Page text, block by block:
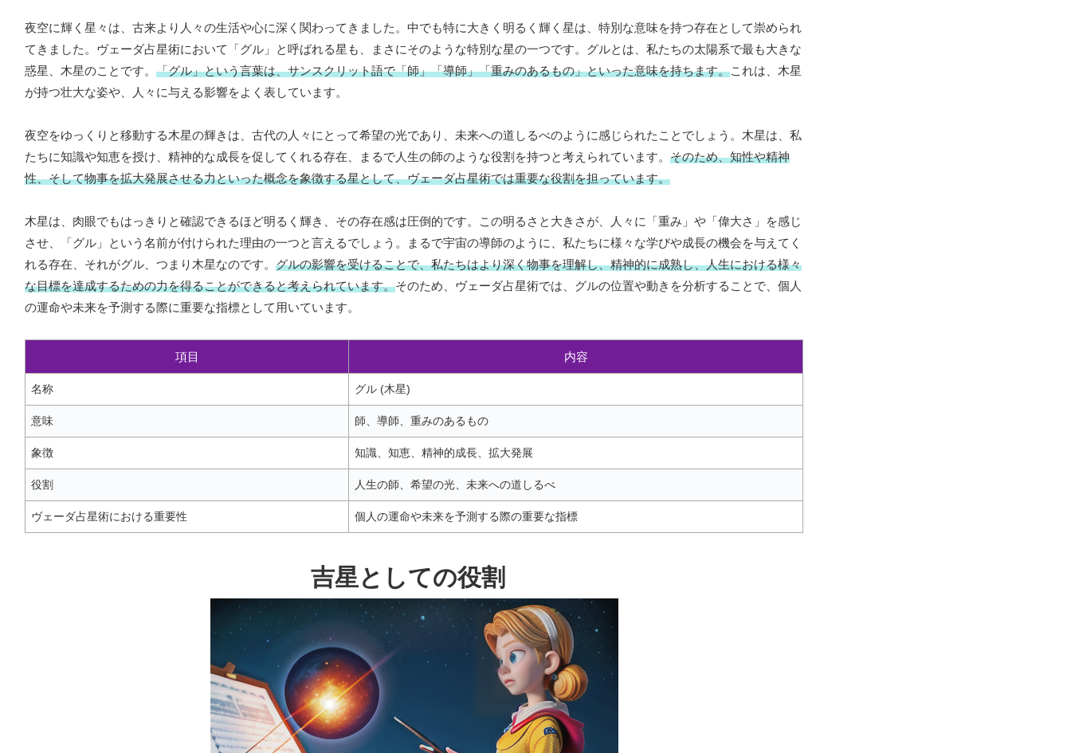
夜空に輝く星々は、古来より人々の生活や心に深く関わってきました。中でも特に大きく明るく輝く星は、特別な意味を持つ存在として崇められ
てきました。ヴェーダ占星術において「グル」と呼ばれる星も、まさにそのような特別な星の一つです。グルとは、私たちの太陽系で最も大きな
惑星、木星のことです。 「グル」という言葉は、サンスクリット語で「師」「導師」「重みのあるもの」といった意味を持ちます。これは、木星
が持つ壮大な姿や、人々に与える影響をよく表しています。
夜空をゆっくりと移動する木星の輝きは、古代の人々にとって希望の光であり、未来への道しるべのように感じられたことでしょう。木星は、私
たちに知識や知恵を授け、精神的な成長を促してくれる存在、まるで人生の師のような役割を持つと考えられています。 そのため、知性や精神
性、そして物事を拡大発展させる力といった概念を象徴する星として、ヴェーダ占星術では重要な役割を担っています。
木星は、肉眼でもはっきりと確認できるほど明るく輝き、その存在感は圧倒的です。この明るさと大きさが、人々に「重み」や「偉大さ」を感じ
させ、「グル」という名前が付けられた理由の一つと言えるでしょう。まるで宇宙の導師のように、私たちに様々な学びや成長の機会を与えてく
れる存在、それがグル、つまり木星なのです。 グルの影響を受けることで、私たちはより深く物事を理解し、精神的に成熟し、人生における様々
な目標を達成するための力を得ることができると考えられています。そのため、ヴェーダ占星術では、グルの位置や動きを分析することで、個人
の運命や未来を予測する際に重要な指標として用いています。
項目 内容
名称 グル (木星)
意味 師、導師、重みのあるもの
象徴 知識、知恵、精神的成長、拡大発展
役割 人生の師、希望の光、未来への道しるべ
ヴェーダ占星術における重要性 個人の運命や未来を予測する際の重要な指標
吉星としての役割